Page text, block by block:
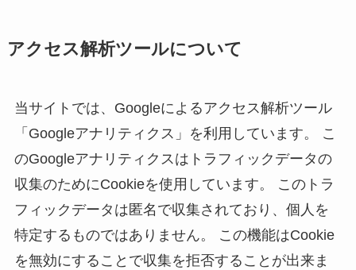
アクセス解析ツールについて
当サイトでは、Googleによるアクセス解析ツール
「Googleアナリティクス」を利用しています。 こ
のGoogleアナリティクスはトラフィックデータの
収集のためにCookieを使用しています。 このトラ
フィックデータは匿名で収集されており、個人を
特定するものではありません。 この機能はCookie
を無効にすることで収集を拒否することが出来ま